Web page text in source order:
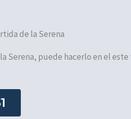
de la Serena
Serena, puede hacerlo en el